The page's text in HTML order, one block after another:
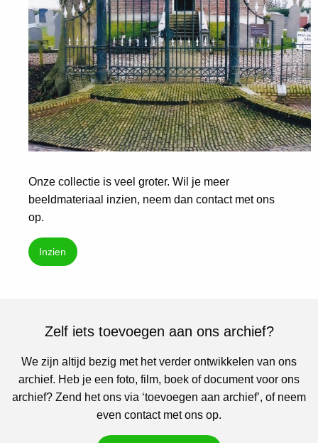
Onze collectie is veel groter. Wil je meer
beeldmateriaal inzien, neem dan contact met ons
op.
Inzien
Zelf iets toevoegen aan ons archief?
We zijn altijd bezig met het verder ontwikkelen van ons
archief. Heb je een foto, film, boek of document voor ons
archief? Zend het ons via ‘toevoegen aan archief’, of neem
even contact met ons op.